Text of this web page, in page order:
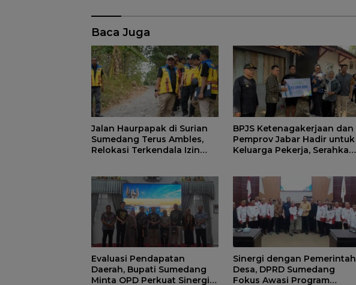
Baca Juga
Jalan Haurpapak di Surian
Sumedang Terus Ambles,
Relokasi Terkendala Izin
BPJS Ketenagakerjaan dan
Pemprov Jabar Hadir untuk
Keluarga Pekerja, Serahkan
Evaluasi Pendapatan
Daerah, Bupati Sumedang
Minta OPD Perkuat Sinergi
Sinergi dengan Pemerintah
Desa, DPRD Sumedang
Fokus Awasi Program